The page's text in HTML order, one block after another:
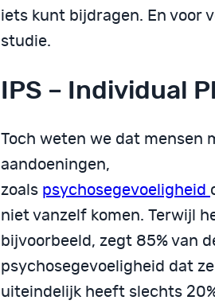
iets kunt bijdragen. En voor
studie.
IPS – Individual
Toch weten we dat mensen
aandoeningen,
zoals psychosegevoeligheid
niet vanzelf komen. Terwijl
bijvoorbeeld, zegt 85% van
psychosegevoeligheid dat
uiteindelijk heeft slechts